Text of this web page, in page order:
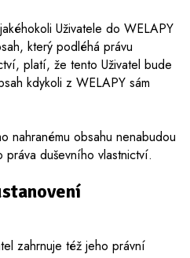
Uživatele do WELAPY
který podléhá právu
platí, že tento Uživatel bude
kdykoli z WELAPY sám
nahranému obsahu nenabudou
práva duševního vlastnictví.
zahrnuje též jeho právní